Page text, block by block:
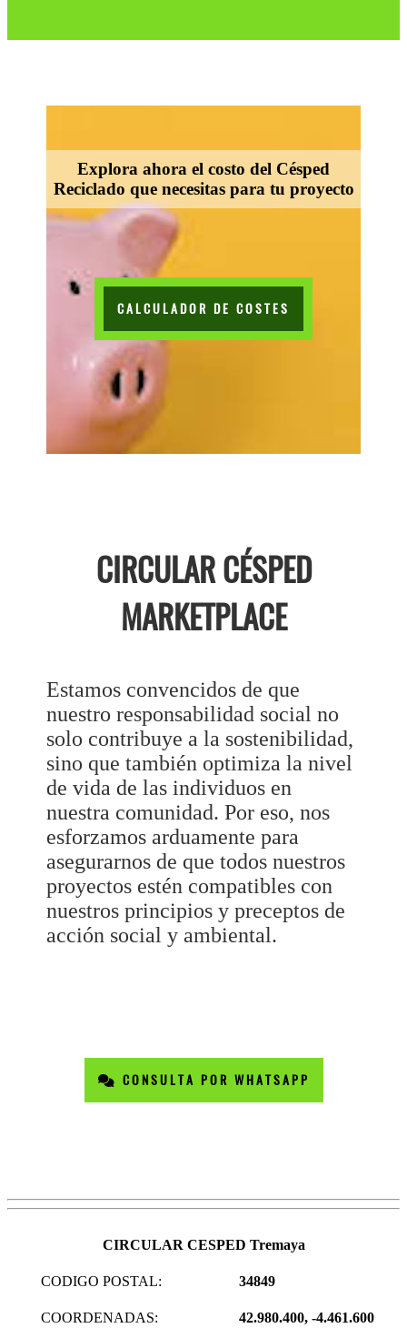
Explora ahora el costo del Césped
Reciclado que necesitas para tu proyecto
CALCULADOR DE COSTES
CIRCULAR CÉSPED
MARKETPLACE
Estamos convencidos de que
nuestro responsabilidad social no
solo contribuye a la sostenibilidad,
sino que también optimiza la nivel
de vida de las individuos en
nuestra comunidad. Por eso, nos
esforzamos arduamente para
asegurarnos de que todos nuestros
proyectos estén compatibles con
nuestros principios y preceptos de
acción social y ambiental.
CONSULTA POR WHATSAPP
CIRCULAR CESPED Tremaya
CODIGO POSTAL: 34849
COORDENADAS: 42.980.400, -4.461.600